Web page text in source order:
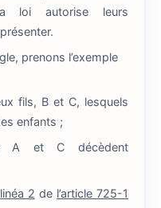
loi autorise leurs
prenons l’exemple
fils, B et C, lesquels
enfants ;
A et C décèdent
2 de l’article 725-1